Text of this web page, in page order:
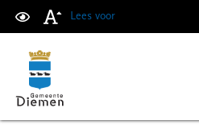
Lees voor